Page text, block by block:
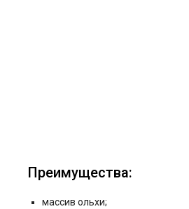
Преимущества:
массив ольхи;